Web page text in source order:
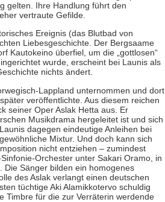
gelten. Ihre Handlung führt den
vertraute Gefilde.
Ereignis (das Blutbad von
Liebesgeschichte. Der Bergsaame
Kautokeino überfiel, um die „gottlosen“
wurde, erscheint bei Launis als
nichts ändert.
Lappland unternommen und dort
veröffentlichte. Aus diesem reichen
seiner Oper Aslak Hetta aus. Er
Musikdrama hergeleitet ist und sich
dagegen eindeutige Anleihen bei
Mixtur. Und doch kann sich
nicht entziehen – zumindest
Orchester unter Sakari Oramo, in
Die Sänger bilden ein homogenes
des Aslak verlangt einen deutschen
tüchtige Aki Alamikkotervo schuldig
Timbre für die zur Verräterin werdende